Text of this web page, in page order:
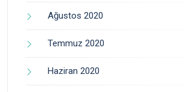
Ağustos 2020
Temmuz 2020
Haziran 2020